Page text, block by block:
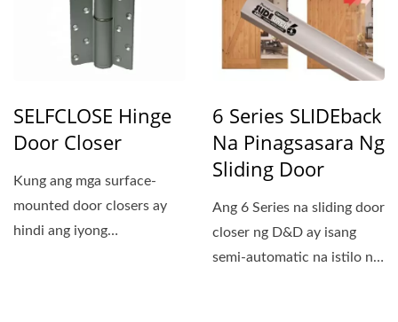
SELFCLOSE Hinge
Door Closer
Kung ang mga surface-
mounted door closers ay
hindi ang iyong
6 Series SLIDEback
Na Pinagsasara Ng
Sliding Door
Ang 6 Series na sliding door
closer ng D&D ay isang
semi-automatic na istilo ng